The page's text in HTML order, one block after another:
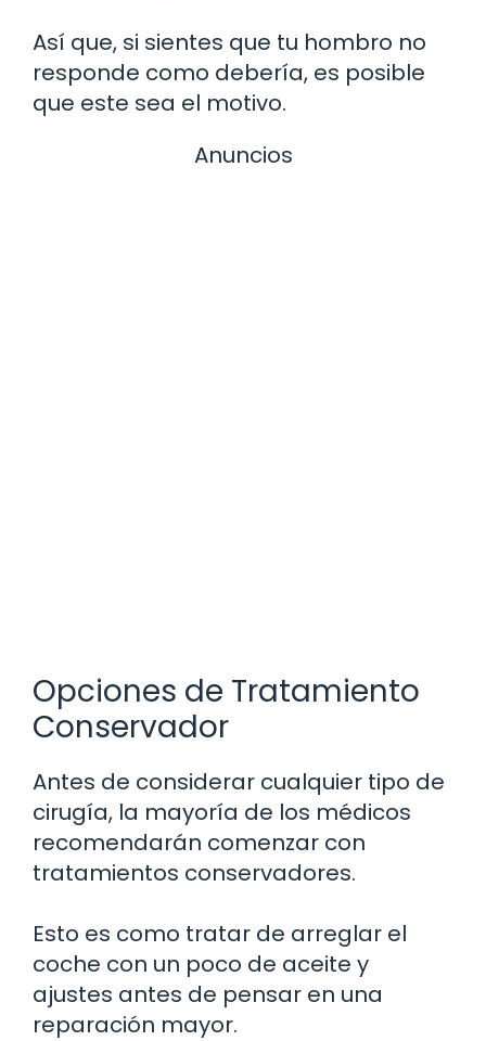
Así que, si sientes que tu hombro no
responde como debería, es posible
que este sea el motivo.
Anuncios
Opciones de Tratamiento
Conservador
Antes de considerar cualquier tipo de
cirugía, la mayoría de los médicos
recomendarán comenzar con
tratamientos conservadores.
Esto es como tratar de arreglar el
coche con un poco de aceite y
ajustes antes de pensar en una
reparación mayor.